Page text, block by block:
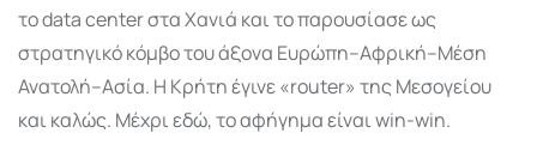
το data center στα Χανιά και το παρουσίασε ως
στρατηγικό κόμβο του άξονα Ευρώπη–Αφρική–Μέση
Ανατολή–Ασία. Η Κρήτη έγινε «router» της Μεσογείου
και καλώς. Μέχρι εδώ, το αφήγημα είναι win-win.